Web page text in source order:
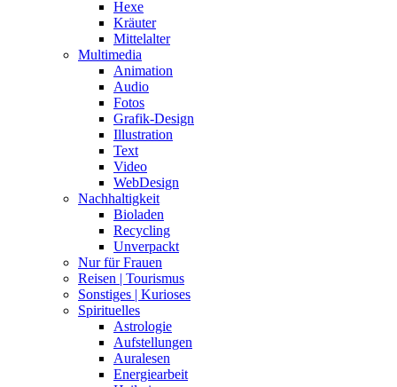
Hexe
Kräuter
Mittelalter
Multimedia
Animation
Audio
Fotos
Grafik-Design
Illustration
Text
Video
WebDesign
Nachhaltigkeit
Bioladen
Recycling
Unverpackt
Nur für Frauen
Reisen | Tourismus
Sonstiges | Kurioses
Spirituelles
Astrologie
Aufstellungen
Auralesen
Energiearbeit